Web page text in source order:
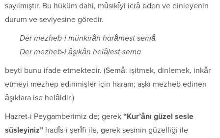
sayılmıştır. Bu hüküm dahi, mûsıkîyi icrâ eden ve dinleyenin
durum ve seviyesine göredir.
Der mezheb-i münkirân harâmest semâ
Der mezheb-i âşıkân helâlest sema
beyti bunu ifade etmektedir. (Semâ: işitmek, dinlemek, inkâr
etmeyi mezhep edinmişler için haram; aşkı mezheb edinen
âşıklara ise helâldir.)
Hazret-i Peygamberimiz de; gerek “Kur’ânı güzel sesle
süsleyiniz” hadîs-i şerîfi ile, gerek sesinin güzelliği ile